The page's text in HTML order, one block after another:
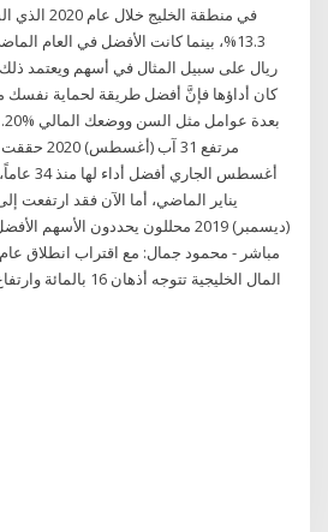
في منطقة
ريال على سبيل المثال في أسهم ويعتمد
كان أداؤها فإنَّ أفضل طريقة لحماية
مرتفع 31
أغسطس
مباشر - محمود جمال: مع اقتراب انطلاق
المال الخليجية تتوجه